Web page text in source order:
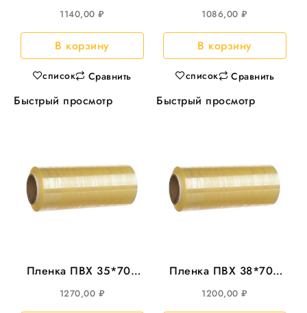
Cast 9мкм
(05309;160)
1140,00₽
В корзину
список Сравнить
Быстрый просмотр
CAST 8мкм
1086,00₽
В корзину
список Сравнить
Быстрый просмотр
Пленка ПВХ 35*700
CAST 8мкм
1270,00 ₽
Пленка ПВХ 38*700
CAST 8мкм
1200,00₽